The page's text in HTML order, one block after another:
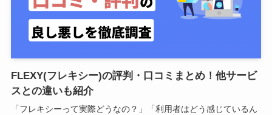
FLEXY(フレキシー)の評判・口コミまとめ！他サービ
スとの違いも紹介
「フレキシーって実際どうなの？」「利用者はどう感じているん